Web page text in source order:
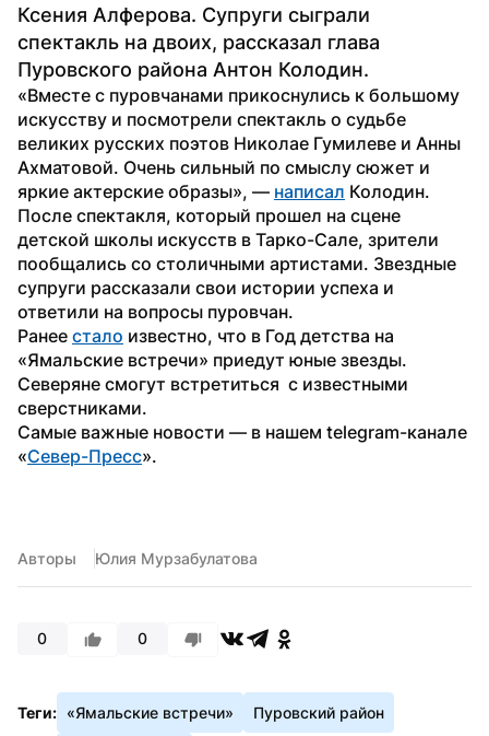
Ксения Алферова. Супруги сыграли
спектакль на двоих, рассказал глава
Пуровского района Антон Колодин.
«Вместе с пуровчанами прикоснулись к большому
искусству и посмотрели спектакль о судьбе
великих русских поэтов Николае Гумилеве и Анны
Ахматовой. Очень сильный по смыслу сюжет и
яркие актерские образы», — написал Колодин.
После спектакля, который прошел на сцене
детской школы искусств в Тарко-Сале, зрители
пообщались со столичными артистами. Звездные
супруги рассказали свои истории успеха и
ответили на вопросы пуровчан.
Ранее стало известно, что в Год детства на
«Ямальские встречи» приедут юные звезды.
Северяне смогут встретиться  с известными
сверстниками.
Самые важные новости — в нашем telegram-канале
«Север-Пресс».
Авторы Юлия Мурзабулатова
0 0
Теги: «Ямальские встречи» Пуровский район